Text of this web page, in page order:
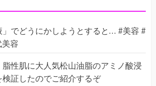
」でどうにかしようとすると… #美容 #
容
脂性肌に大人気松山油脂のアミノ酸浸
証したのでご紹介するぞ